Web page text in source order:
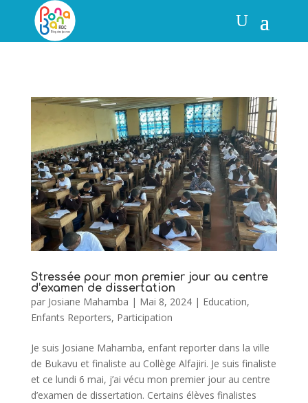
Stressée pour mon premier jour au centre
d’examen de dissertation
par Josiane Mahamba | Mai 8, 2024| Education,
Enfants Reporters, Participation
Je suis Josiane Mahamba, enfant reporter dans la ville
de Bukavu et finaliste au Collège Alfajiri. Je suis finaliste
et ce lundi 6 mai, j’ai vécu mon premier jour au centre
d’examen de dissertation. Certains élèves finalistes